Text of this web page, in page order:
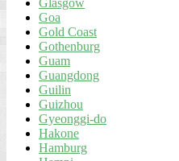
Glasgow
Goa
Gold Coast
Gothenburg
Guam
Guangdong
Guilin
Guizhou
Gyeonggi-do
Hakone
Hamburg